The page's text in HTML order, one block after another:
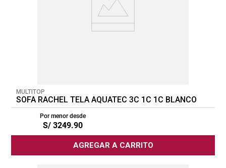
MULTITOP
SOFA RACHEL TELA AQUATEC 3C 1C 1C BLANCO
Por menor desde
S/ 3249.90
AGREGAR A CARRITO